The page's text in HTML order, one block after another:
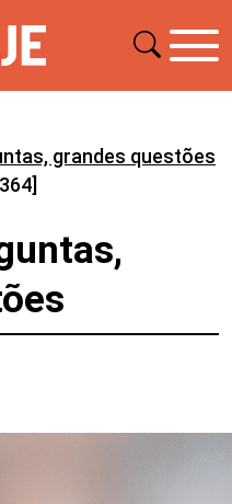
grandes questões